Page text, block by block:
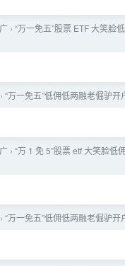
› “万一免五”股票 ETF 大笑脸
› “万一免五”低佣低两融老倔驴
› “万 1 免 5”股票 etf 大笑脸
› “万一免五”低佣低两融老倔驴